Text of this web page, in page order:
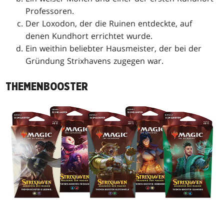
Professoren.
Der Loxodon, der die Ruinen entdeckte, auf
denen Kundhort errichtet wurde.
Ein weithin beliebter Hausmeister, der bei der
Gründung Strixhavens zugegen war.
THEMENBOOSTER